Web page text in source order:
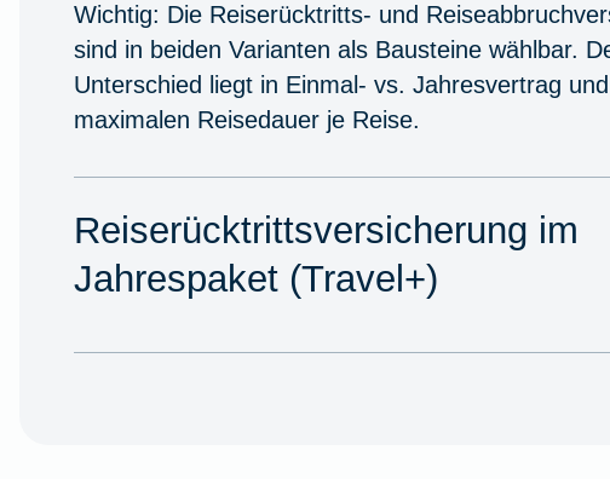
Wichtig: Die Reiserücktritts‑ und
sind in beiden Varianten als Bausteine wählbar.
Unterschied liegt in Einmal‑ vs. Jahresvertrag
maximalen Reisedauer je Reise.
Reiserücktrittsversicherung im
Jahrespaket (Travel+)